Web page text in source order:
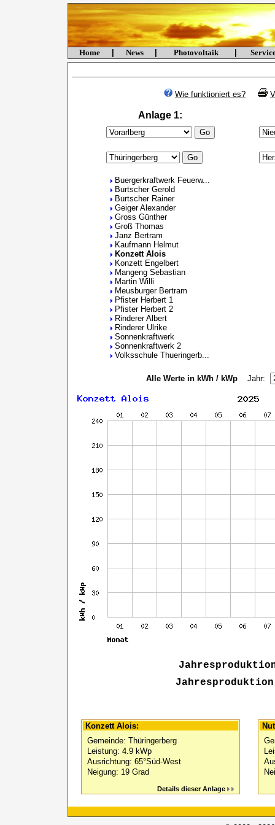
Home News Photovoltaik
Wie funktioniert es?
Anlage 1:
Buergerkraftwerk Feuerw...
Burtscher Gerold
Burtscher Rainer
Geiger Alexander
Gross Günther
Groß Thomas
Janz Bertram
Kaufmann Helmut
Konzett Alois
Konzett Engelbert
Mangeng Sebastian
Martin Willi
Meusburger Bertram
Pfister Herbert 1
Pfister Herbert 2
Rinderer Albert
Rinderer Ulrike
Sonnenkraftwerk
Sonnenkraftwerk 2
Volksschule Thueringerb...
Alle Werte in kWh / kWpJahr:
Konzett Alois:
Gemeinde: Thüringerberg
Leistung: 4.9 kWp
Ausrichtung: 65°Süd-West
Neigung: 19 Grad
Details dieser Anlage